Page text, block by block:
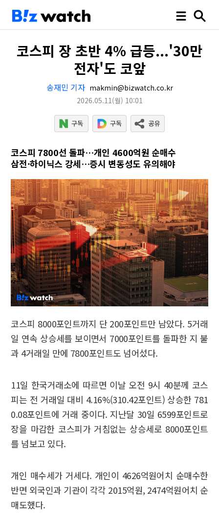
코스피 장 초반 4% 급등...'30만
전자'도 코앞
송재민 기자 makmin@bizwatch.co.kr
2026.05.11(월) 10:01
코스피 7800선 돌파…개인 4600억원 순매수
삼전·하이닉스 강세…증시 변동성도 유의해야
코스피 8000포인트까지 단 200포인트만 남았다. 5거래
일 연속 상승세를 보이면서 7000포인트를 돌파한 지 불
과 4거래일 만에 7800포인트도 넘어섰다.
11일 한국거래소에 따르면 이날 오전 9시 40분께 코스
피는 전 거래일 대비 4.16%(310.42포인트) 상승한 781
0.08포인트에 거래 중이다. 지난달 30일 6599포인트로
장을 마감한 코스피가 거침없는 상승세로 8000포인트
를 넘보고 있다.
개인 매수세가 거세다. 개인이 4626억원어치 순매수한
반면 외국인과 기관이 각각 2015억원, 2474억원어치 순
매도했다.